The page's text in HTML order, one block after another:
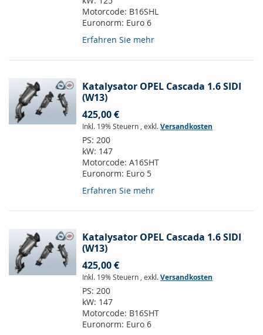
Motorcode: B16SHL
Euronorm: Euro 6
Erfahren Sie mehr
Katalysator OPEL Cascada 1.6 SIDI
(W13)
425,00 €
Inkl. 19% Steuern , exkl.Versandkosten
PS: 200
kW: 147
Motorcode: A16SHT
Euronorm: Euro 5
Erfahren Sie mehr
Katalysator OPEL Cascada 1.6 SIDI
(W13)
425,00 €
Inkl. 19% Steuern , exkl.Versandkosten
PS: 200
kW: 147
Motorcode: B16SHT
Euronorm: Euro 6